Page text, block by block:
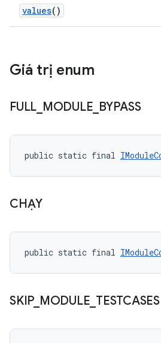
values()
Giá trị enum
FULL MODULE BYPASS
public static final
CHẠY
public static final
SKIP_ MODULE TESTCASES